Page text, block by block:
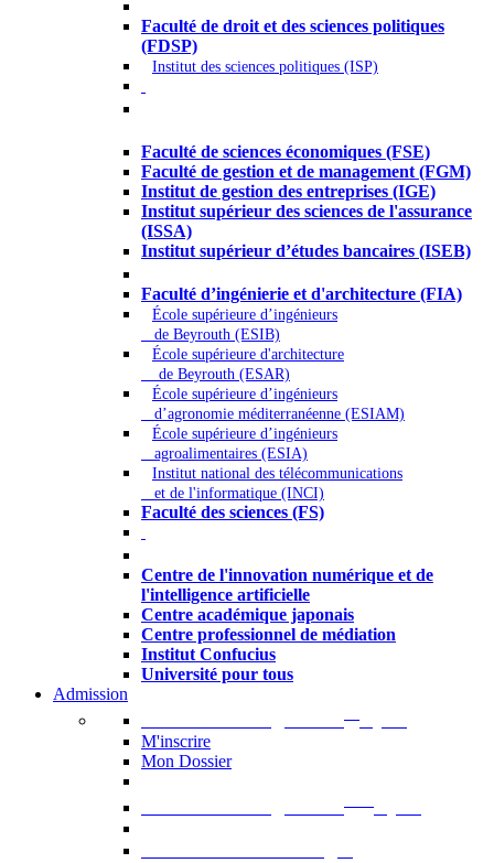
Faculté de droit et des sciences politiques
(FDSP)
Institut des sciences politiques (ISP)
Faculté de sciences économiques (FSE)
Faculté de gestion et de management (FGM)
Institut de gestion des entreprises (IGE)
Institut supérieur des sciences de l'assurance
(ISSA)
Institut supérieur d’études bancaires (ISEB)
Faculté d’ingénierie et d'architecture (FIA)
École supérieure d’ingénieurs
de Beyrouth (ESIB)
École supérieure d'architecture
de Beyrouth (ESAR)
École supérieure d’ingénieurs
d’agronomie méditerranéenne (ESIAM)
École supérieure d’ingénieurs
agroalimentaires (ESIA)
Institut national des télécommunications
et de l'informatique (INCI)
Faculté des sciences (FS)
Centre de l'innovation numérique et de
l'intelligence artificielle
Centre académique japonais
Centre professionnel de médiation
Institut Confucius
Université pour tous
Admission
M'inscrire
Mon Dossier